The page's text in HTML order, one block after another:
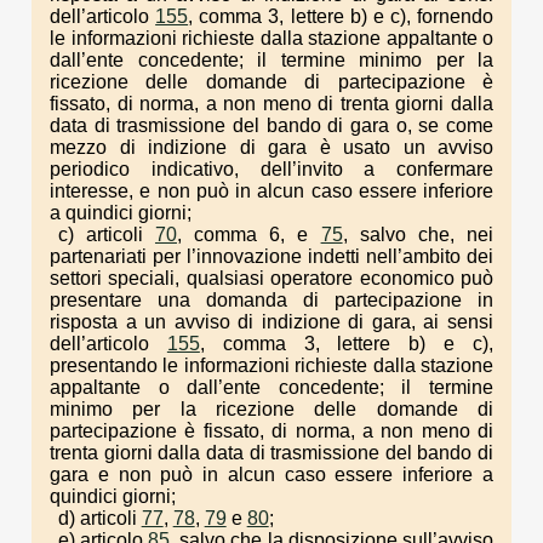
dell’articolo 155, comma 3, lettere b) e c), fornendo
le informazioni richieste dalla stazione appaltante o
dall’ente concedente; il termine minimo per la
ricezione delle domande di partecipazione è
fissato, di norma, a non meno di trenta giorni dalla
data di trasmissione del bando di gara o, se come
mezzo di indizione di gara è usato un avviso
periodico indicativo, dell’invito a confermare
interesse, e non può in alcun caso essere inferiore
a quindici giorni;
c) articoli 70, comma 6, e 75, salvo che, nei
partenariati per l’innovazione indetti nell’ambito dei
settori speciali, qualsiasi operatore economico può
presentare una domanda di partecipazione in
risposta a un avviso di indizione di gara, ai sensi
dell’articolo 155, comma 3, lettere b) e c),
presentando le informazioni richieste dalla stazione
appaltante o dall’ente concedente; il termine
minimo per la ricezione delle domande di
partecipazione è fissato, di norma, a non meno di
trenta giorni dalla data di trasmissione del bando di
gara e non può in alcun caso essere inferiore a
quindici giorni;
d) articoli 77, 78, 79e 80;